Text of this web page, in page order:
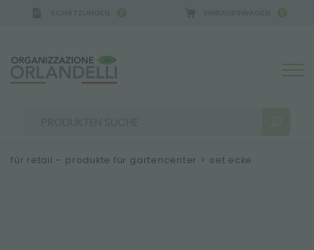
0 0
für retail – produkte für gartencenter > set ecke